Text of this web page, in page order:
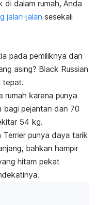
di dalam rumah, Anda
jalan-jalan sesekali
pada pemiliknya dan
asing? Black Russian
tepat.
rumah karena punya
bagi pejantan dan 70
54 kg.
Terrier punya daya tarik
bahkan hampir
hitam pekat